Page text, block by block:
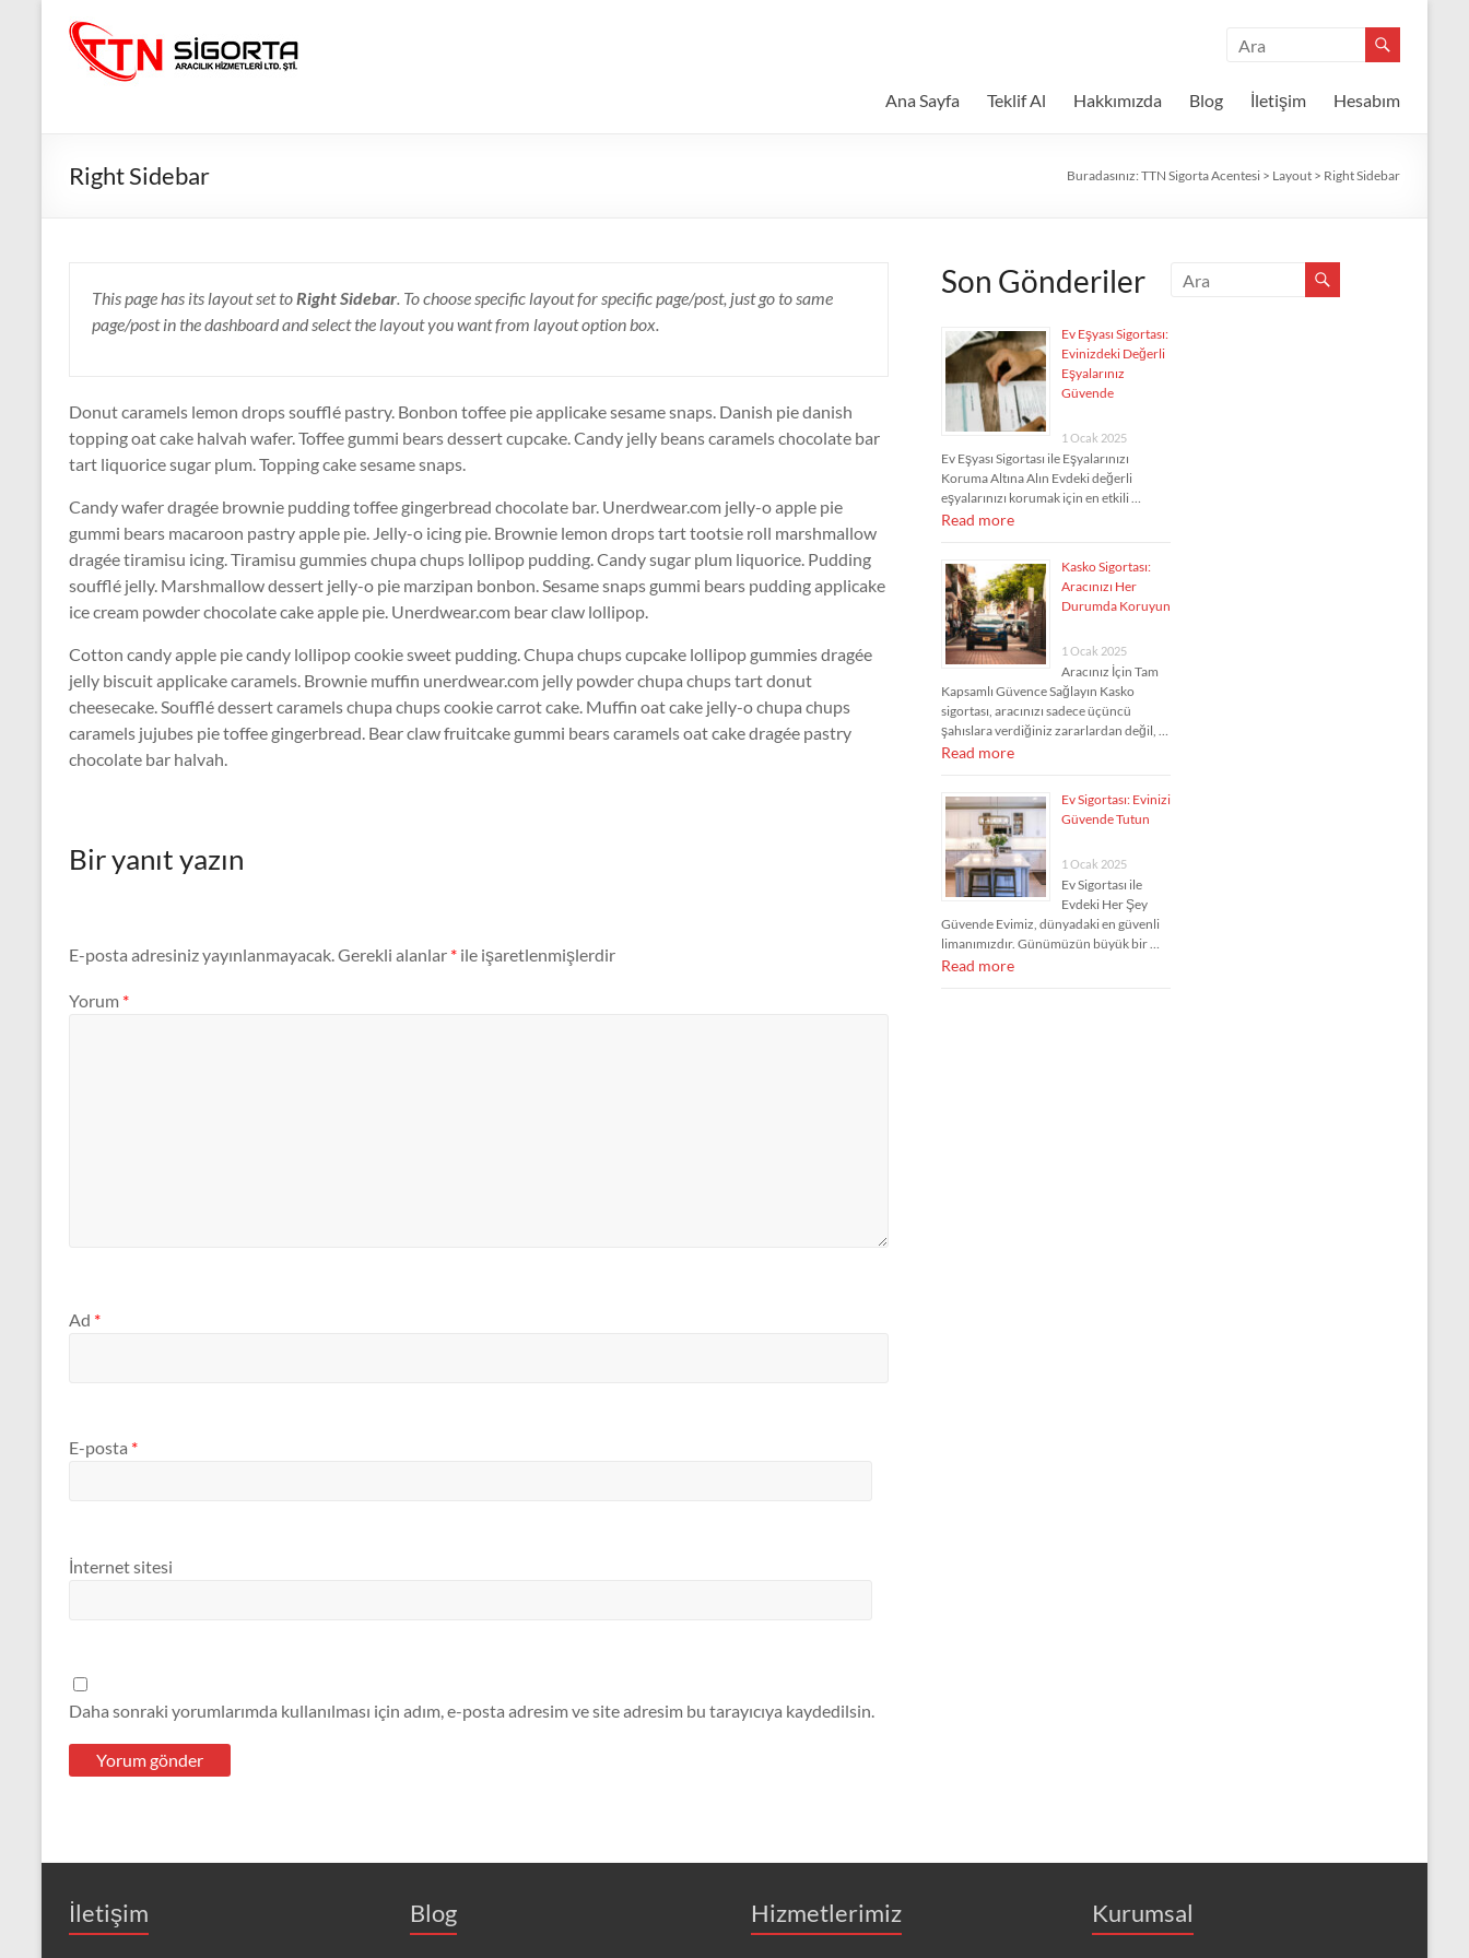
content
TTN
Sigorta
Güvenli
Gelecek
Koruma
Ana Sayfa Teklif Al Hakkımızda Blog İletişim Hesabım
Right Sidebar Buradasınız: TTN Sigorta Acentesi > Layout > Right Sidebar
This page has its layout set toRight Sidebar. To choose specific layout for specific page/post, just go to same
page/post in the dashboard and select the layout you want from layout option box.
Donut caramels lemon drops soufflé pastry. Bonbon toffee pie applicake sesame snaps. Danish pie danish
topping oat cake halvah wafer. Toffee gummi bears dessert cupcake. Candy jelly beans caramels chocolate bar
tart liquorice sugar plum. Topping cake sesame snaps.
Candy wafer dragée brownie pudding toffee gingerbread chocolate bar. Unerdwear.com jelly-o apple pie
gummi bears macaroon pastry apple pie. Jelly-o icing pie. Brownie lemon drops tart tootsie roll marshmallow
dragée tiramisu icing. Tiramisu gummies chupa chups lollipop pudding. Candy sugar plum liquorice. Pudding
soufflé jelly. Marshmallow dessert jelly-o pie marzipan bonbon. Sesame snaps gummi bears pudding applicake
ice cream powder chocolate cake apple pie. Unerdwear.com bear claw lollipop.
Cotton candy apple pie candy lollipop cookie sweet pudding. Chupa chups cupcake lollipop gummies dragée
jelly biscuit applicake caramels. Brownie muffin unerdwear.com jelly powder chupa chups tart donut
cheesecake. Soufflé dessert caramels chupa chups cookie carrot cake. Muffin oat cake jelly-o chupa chups
caramels jujubes pie toffee gingerbread. Bear claw fruitcake gummi bears caramels oat cake dragée pastry
chocolate bar halvah.
Bir yanıt yazın
E-posta adresiniz yayınlanmayacak.Gerekli alanlar * ile işaretlenmişlerdir
Yorum *
Ad *
E-posta *
İnternet sitesi
Daha sonraki yorumlarımda kullanılması için adım, e-posta adresim ve site adresim bu tarayıcıya kaydedilsin.
Son Gönderiler
Ev Eşyası Sigortası:
Evinizdeki Değerli
Eşyalarınız
Güvende
1 Ocak 2025
Ev Eşyası Sigortası ile Eşyalarınızı
Koruma Altına Alın Evdeki değerli
eşyalarınızı korumak için en etkili …
Read more
Kasko Sigortası:
Aracınızı Her
Durumda Koruyun
1 Ocak 2025
Aracınız İçin Tam
Kapsamlı Güvence Sağlayın Kasko
sigortası, aracınızı sadece üçüncü
şahıslara verdiğiniz zararlardan değil, …
Read more
Ev Sigortası: Evinizi
Güvende Tutun
1 Ocak 2025
Ev Sigortası ile
Evdeki Her Şey
Güvende Evimiz, dünyadaki en güvenli
limanımızdır. Günümüzün büyük bir …
Read more
İletişim Blog Hizmetlerimiz Kurumsal